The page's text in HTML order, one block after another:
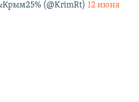
(@KrimRt) 12 июня